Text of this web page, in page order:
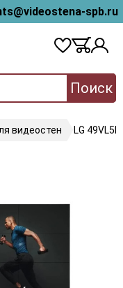
spb.ru
Поиск
видеостен LG